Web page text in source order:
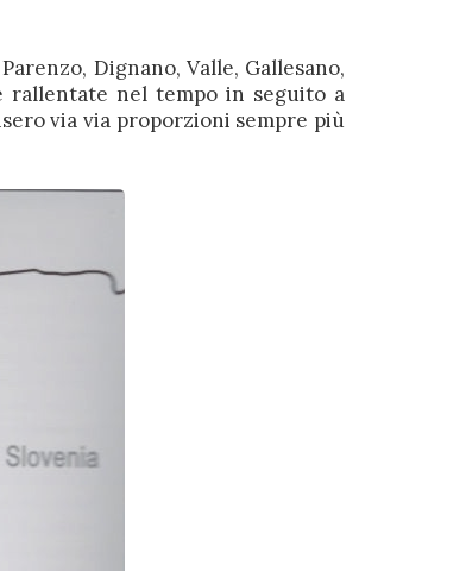
Dignano, Valle, Gallesano,
rallentate nel tempo in seguito a
via via proporzioni sempre più